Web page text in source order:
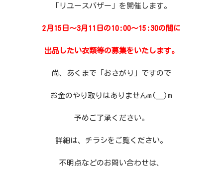
「リユースバザー」を開催します。
2月15日～3月11日の10:00～15:30の間に
出品したい衣類等の募集をいたします。
尚、あくまで「おさがり」ですので
お金のやり取りはありませんm(__)m
予めご了承ください。
詳細は、チラシをご覧ください。
不明点などのお問い合わせは、